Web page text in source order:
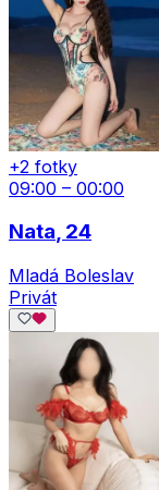
+2 fotky
09:00 – 00:00
Nata, 24
Mladá Boleslav
Privát